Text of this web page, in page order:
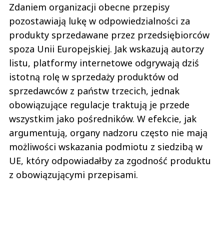
Zdaniem organizacji obecne przepisy
pozostawiają lukę w odpowiedzialności za
produkty sprzedawane przez przedsiębiorców
spoza Unii Europejskiej. Jak wskazują autorzy
listu, platformy internetowe odgrywają dziś
istotną rolę w sprzedaży produktów od
sprzedawców z państw trzecich, jednak
obowiązujące regulacje traktują je przede
wszystkim jako pośredników. W efekcie, jak
argumentują, organy nadzoru często nie mają
możliwości wskazania podmiotu z siedzibą w
UE, który odpowiadałby za zgodność produktu
z obowiązującymi przepisami.